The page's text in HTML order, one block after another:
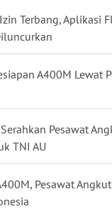
Terbang, Aplikasi
A400M Lewat
Pesawat
TNI AU
Pesawat